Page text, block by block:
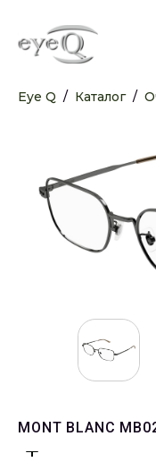
Eye Q / Каталог/
MONT BLANC